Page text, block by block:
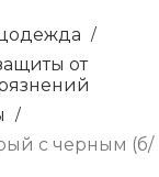
/
от
/
с черным (б/